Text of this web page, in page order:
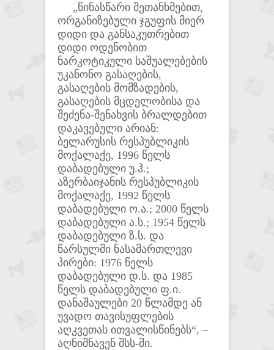
„წინასწარი შეთანხმებით,
ორგანიზებული ჯგუფის მიერ
დიდი და განსაკუთრებით
დიდი ოდენობით
ნარკოტიკული საშუალებების
უკანონო გასაღების,
გასაღების მომზადების,
გასაღების მცდელობისა და
შეძენა-შენახვის ბრალდებით
დაკავებული არიან:
ბელარუსის რესპუბლიკის
მოქალაქე, 1996 წელს
დაბადებული უ.ჰ.;
აზერბაიჯანის რესპუბლიკის
მოქალაქე, 1992 წელს
დაბადებული ო.ა.; 2000 წელს
დაბადებული ა.ს.; 1954 წელს
დაბადებული ზ.ს. და
წარსულში ნასამართლევი
პირები: 1976 წელს
დაბადებული დ.ს. და 1985
წელს დაბადებული ფ.ი.
დანაშაულები 20 წლამდე ან
უვადო თავისუფლების
აღკვეთას ითვალისწინებს“, –
აღნიშნავენ შსს-ში.